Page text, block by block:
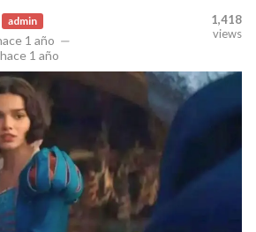
admin
1 año —
hace 1 año
1,418
views